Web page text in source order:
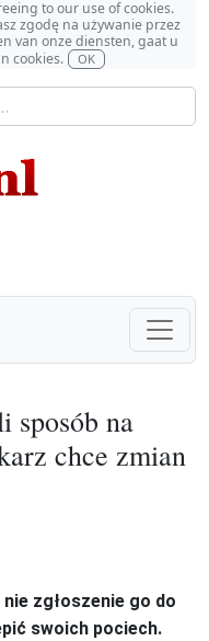
to our use of cookies.
zgodę na używanie przez
van onze diensten, gaat u
cookies.
OK
sposób na
chce zmian
zgłoszenie go do
swoich pociech.